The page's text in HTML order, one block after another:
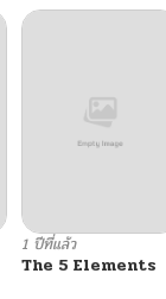
1 ปีที่แล้ว
The 5 Elements